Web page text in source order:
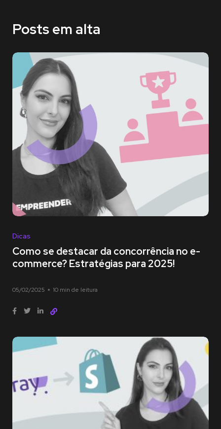
Posts em alta
Dicas
Como se destacar da concorrência no e-
commerce? Estratégias para 2025!
05/02/2025 10 min de leitura